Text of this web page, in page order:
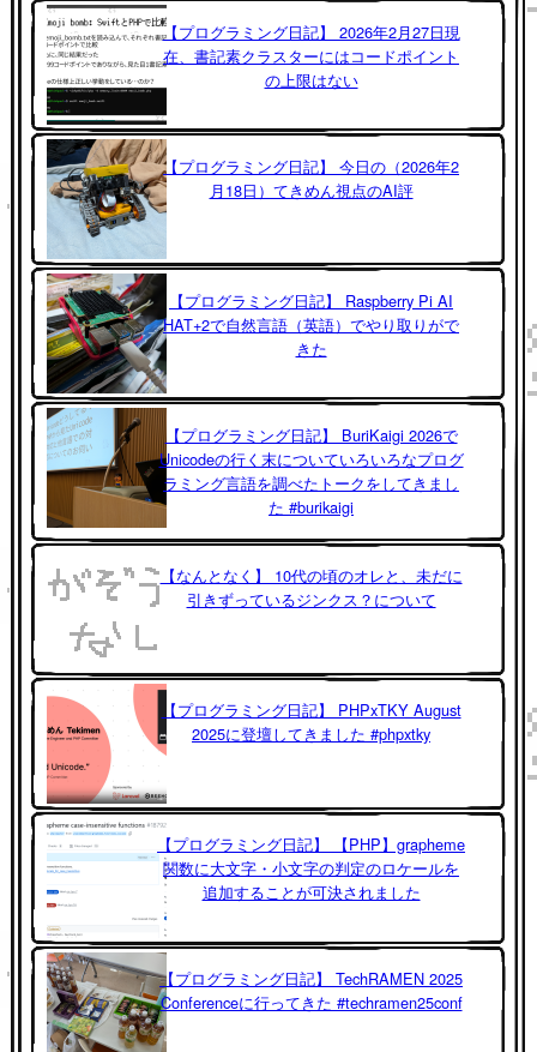
【プログラミング日記】 2026年2月27日現
在、書記素クラスターにはコードポイント
の上限はない
【プログラミング日記】 今日の（2026年2
月18日）てきめん視点のAI評
【プログラミング日記】 Raspberry Pi AI
HAT+2で自然言語（英語）でやり取りがで
きた
【プログラミング日記】 BuriKaigi 2026で
Unicodeの行く末についていろいろなプログ
ラミング言語を調べたトークをしてきまし
た #burikaigi
【なんとなく】 10代の頃のオレと、未だに
引きずっているジンクス？について
【プログラミング日記】 PHPxTKY August
2025に登壇してきました #phpxtky
【プログラミング日記】 【PHP】grapheme
関数に大文字・小文字の判定のロケールを
追加することが可決されました
【プログラミング日記】 TechRAMEN 2025
Conferenceに行ってきた #techramen25conf